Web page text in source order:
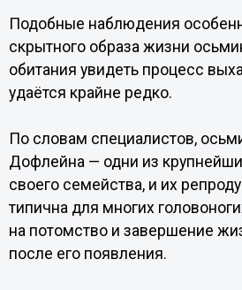
Подобные наблюдения
скрытного образа жизни
обитания увидеть процесс
удаётся крайне редко.
По словам специалистов,
Дофлейна — одни из
своего семейства, и их
типична для многих
на потомство и завершение
после его появления.